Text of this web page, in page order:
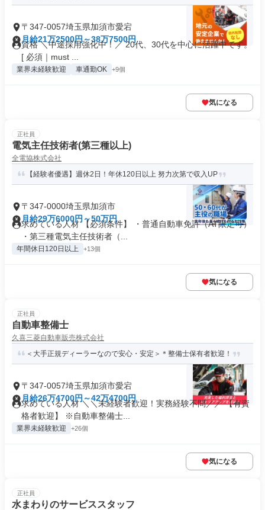
〒347-0057埼玉県加須市愛宕
月給21万2500円～38万7500円
資格 ＼中途採用強化中！／ 20代、30代を中心に活躍中です。
[ 必須｜must ...
業界未経験歓迎 車通勤OK +9個
気になる
正社員
電気主任技術者(第三種以上)
全電協株式会社
【経験者優遇】週休2日！年休120日以上 努力次第で収入UP
〒347-0000埼玉県加須市
月給29万6000円～50万円
求めている人材 【必須条件】 ・普通自動車免許（AT限定可）
・第三種電気主任技術者（...
年間休日120日以上 +13個
気になる
正社員
自動車整備士
久喜三菱自動車販売株式会社
＜大手正規ディーラーなので安心・安定＞＊整備士保有者歓迎！
〒347-0057埼玉県加須市愛宕
月給26万4700円～42万4700円
求めている人材 ＼＼未経験者歓迎！実務経験不問／／ 【有資
格者歓迎】 ※自動車整備士...
業界未経験歓迎 +26個
気になる
正社員
水まわりのサービススタッフ